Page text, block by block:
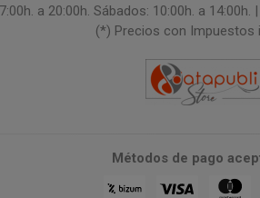
a 20:00h. Sábados: 10:00h. a 14:00h. |
(*) Precios con Impuestos
Métodos de pago